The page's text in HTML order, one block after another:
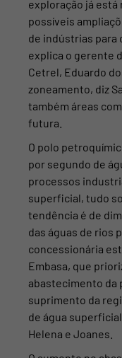
exploração já
possíveis
de indústrias para
explica o gerente
Cetrel, Eduardo
zoneamento, diz
também áreas
futura.
O polo
por segundo de
processos
superficial, tudo
tendência é de
das águas de rios
concessionária
Embasa, que
abastecimento da
suprimento da
de água
Helena e Joanes.